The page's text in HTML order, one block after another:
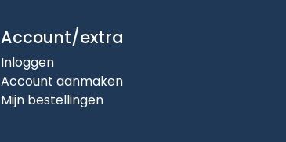
Account/extra
Inloggen
Account aanmaken
Mijn bestellingen